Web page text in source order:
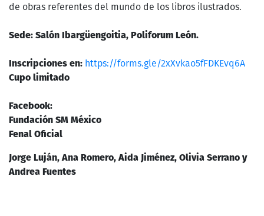
de obras referentes del mundo de los libros ilustrados.
Sede: Salón Ibargüengoitia, Poliforum León.
Inscripciones en: https://forms.gle/2xXvkao5fFDKEvq6A
Cupo limitado
Facebook:
Fundación SM México
Fenal Oficial
Jorge Luján, Ana Romero, Aida Jiménez, Olivia Serrano y
Andrea Fuentes